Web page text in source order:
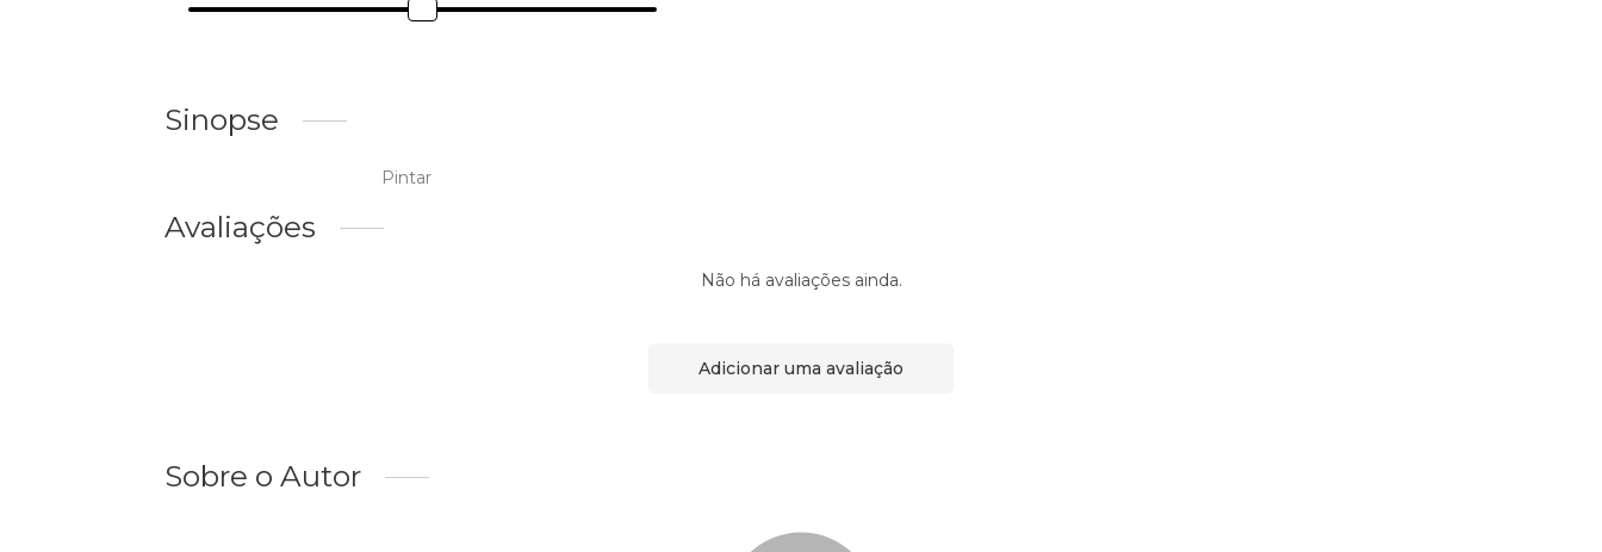
Sinopse
Pintar
Avaliações
Não há avaliações ainda.
Adicionar uma avaliação
Sobre o Autor